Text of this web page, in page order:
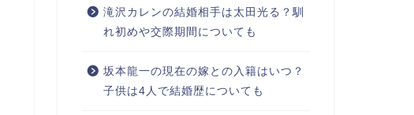
滝沢カレンの結婚相手は太田光る？馴
れ初めや交際期間についても
坂本龍一の現在の嫁との入籍はいつ？
子供は4人で結婚歴についても